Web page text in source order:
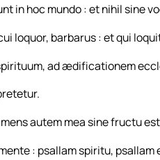
in hoc mundo : et nihil sine
loquor, barbarus : et qui
ad ædificationem
autem mea sine fructu
: psallam spiritu, psallam